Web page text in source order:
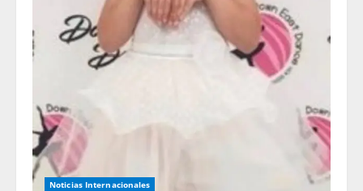
Noticias Internacionales